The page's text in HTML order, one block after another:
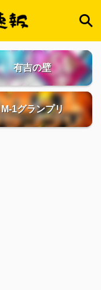
有吉の壁
M-1グランプリ